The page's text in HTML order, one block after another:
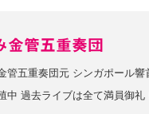
金管五重奏団
管五重奏団元 シンガポール
中 過去ライブは全て満員御